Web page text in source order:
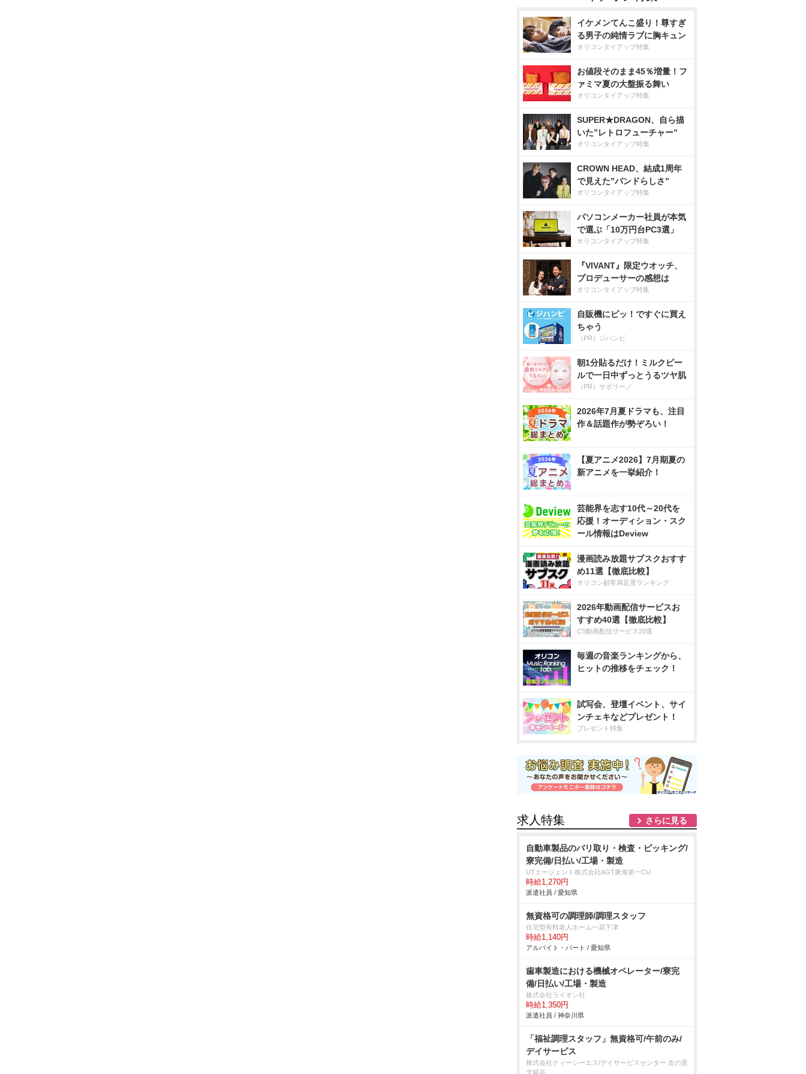
イケメンてんこ盛り！尊すぎ
る男子の純情ラブに胸キュン
オリコンタイアップ特集
お値段そのまま45％増量！フ
ァミマ夏の大盤振る舞い
オリコンタイアップ特集
SUPER★DRAGON、自ら描
いた”レトロフューチャー”
オリコンタイアップ特集
CROWN HEAD、結成1周年
で見えた”バンドらしさ”
オリコンタイアップ特集
パソコンメーカー社員が本気
で選ぶ「10万円台PC3選」
オリコンタイアップ特集
『VIVANT』限定ウオッチ、
プロデューサーの感想は
オリコンタイアップ特集
自販機にピッ！ですぐに買え
ちゃう
（PR）ジハンピ
朝1分貼るだけ！ミルクピー
ルで一日中ずっとうるツヤ肌
（PR）サボリーノ
2026年7月夏ドラマも、注目
作＆話題作が勢ぞろい！
【夏アニメ2026】7月期夏の
新アニメを一挙紹介！
芸能界を志す10代～20代を
応援！オーディション・スク
ール情報はDeview
漫画読み放題サブスクおすす
め11選【徹底比較】
オリコン顧客満足度ランキング
2026年動画配信サービスお
すすめ40選【徹底比較】
CS動画配信サービス20選
毎週の音楽ランキングから、
ヒットの推移をチェック！
試写会、登壇イベント、サイ
ンチェキなどプレゼント！
プレゼント特集
求人特集 さらに見る
自動車製品のバリ取り・検査・ピッキング/
寮完備/日払い/工場・製造
UTエージェント株式会社AGT東海第一CU
時給1,270円
派遣社員 / 愛知県
無資格可の調理師/調理スタッフ
住宅型有料老人ホーム一花下津
時給1,140円
アルバイト・パート / 愛知県
歯車製造における機械オペレーター/寮完
備/日払い/工場・製造
株式会社ライオン社
時給1,350円
派遣社員 / 神奈川県
「福祉調理スタッフ」無資格可/午前のみ/
デイサービス
株式会社ティーシーエス/デイサービスセンター 友の里
北糀谷